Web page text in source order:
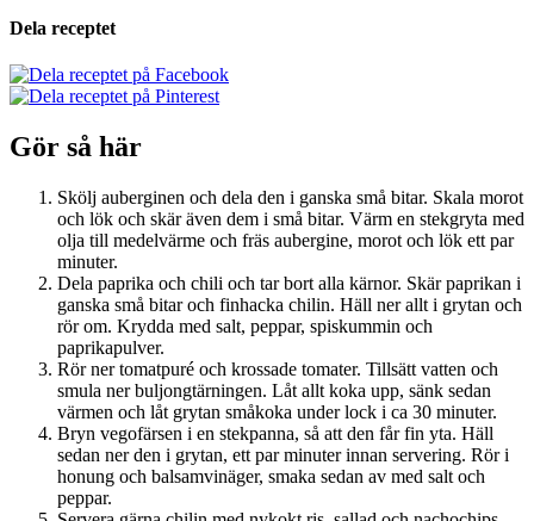
Dela receptet
Gör så här
Skölj auberginen och dela den i ganska små bitar. Skala morot
och lök och skär även dem i små bitar. Värm en stekgryta med
olja till medelvärme och fräs aubergine, morot och lök ett par
minuter.
Dela paprika och chili och tar bort alla kärnor. Skär paprikan i
ganska små bitar och finhacka chilin. Häll ner allt i grytan och
rör om. Krydda med salt, peppar, spiskummin och
paprikapulver.
Rör ner tomatpuré och krossade tomater. Tillsätt vatten och
smula ner buljongtärningen. Låt allt koka upp, sänk sedan
värmen och låt grytan småkoka under lock i ca 30 minuter.
Bryn vegofärsen i en stekpanna, så att den får fin yta. Häll
sedan ner den i grytan, ett par minuter innan servering. Rör i
honung och balsamvinäger, smaka sedan av med salt och
peppar.